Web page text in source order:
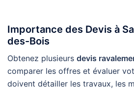
Importance des Devis à
des-Bois
Obtenez plusieurs devis
comparer les offres et évaluer
doivent détailler les travaux, les